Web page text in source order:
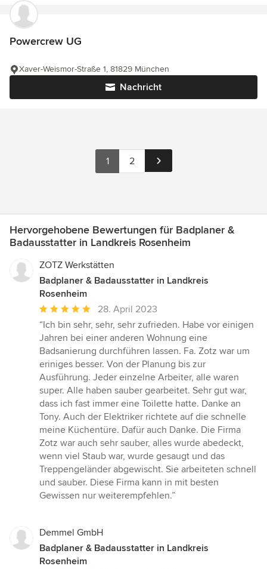
Powercrew UG
Nachricht
Xaver-Weismor-Straße 1, 81829 München
1 2
Hervorgehobene Bewertungen für Badplaner &
Badausstatter in Landkreis Rosenheim
ZOTZ Werkstätten
Badplaner & Badausstatter in Landkreis
Rosenheim
Durchschnittliche
Bewertung:
5
von
5
Sternen
28. April 2023
“Ich bin sehr, sehr, sehr zufrieden. Habe vor einigen
Jahren bei einer anderen Wohnung eine
Badsanierung durchführen lassen. Fa. Zotz war um
eriniges besser. Von der Planung bis zur
Ausführung. Jeder einzelne Arbeiter, alle waren
super. Alle haben sauber gearbeitet. Sehr gut war,
dass ich fast immer eine Toilette hatte. Danke an
Tony. Auch der Elektriker richtete auf die schnelle
meine Küchentüre. Dafür auch Danke. Die Firma
Zotz war auch sehr sauber, alles wurde abedeckt,
wenn viel Staub war, wurde gesaugt und das
Treppengeländer abgewischt. Sie arbeiteten schnell
und sauber. Diese Firma kann in mit besten
Gewissen nur weiterempfehlen.”
Demmel GmbH
Badplaner & Badausstatter in Landkreis
Rosenheim